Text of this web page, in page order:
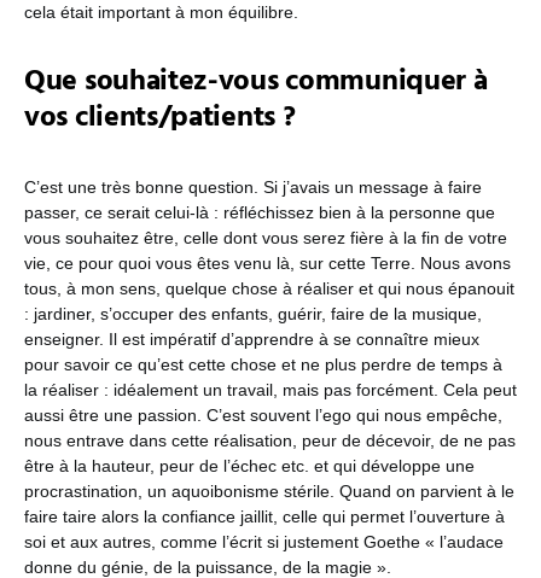
cela était important à mon équilibre.
Que souhaitez-vous communiquer à
vos clients/patients ?
C’est une très bonne question. Si j’avais un message à faire
passer, ce serait celui-là : réfléchissez bien à la personne que
vous souhaitez être, celle dont vous serez fière à la fin de votre
vie, ce pour quoi vous êtes venu là, sur cette Terre. Nous avons
tous, à mon sens, quelque chose à réaliser et qui nous épanouit
: jardiner, s’occuper des enfants, guérir, faire de la musique,
enseigner. Il est impératif d’apprendre à se connaître mieux
pour savoir ce qu’est cette chose et ne plus perdre de temps à
la réaliser : idéalement un travail, mais pas forcément. Cela peut
aussi être une passion. C’est souvent l’ego qui nous empêche,
nous entrave dans cette réalisation, peur de décevoir, de ne pas
être à la hauteur, peur de l’échec etc. et qui développe une
procrastination, un aquoibonisme stérile. Quand on parvient à le
faire taire alors la confiance jaillit, celle qui permet l’ouverture à
soi et aux autres, comme l’écrit si justement Goethe « l’audace
donne du génie, de la puissance, de la magie ».